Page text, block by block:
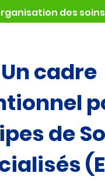
des soins
Un cadre
de